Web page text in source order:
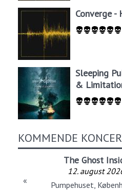
Converge
Sleeping
&
KOMMENDE
The Ghost
12. august
Pumpehuset,
«